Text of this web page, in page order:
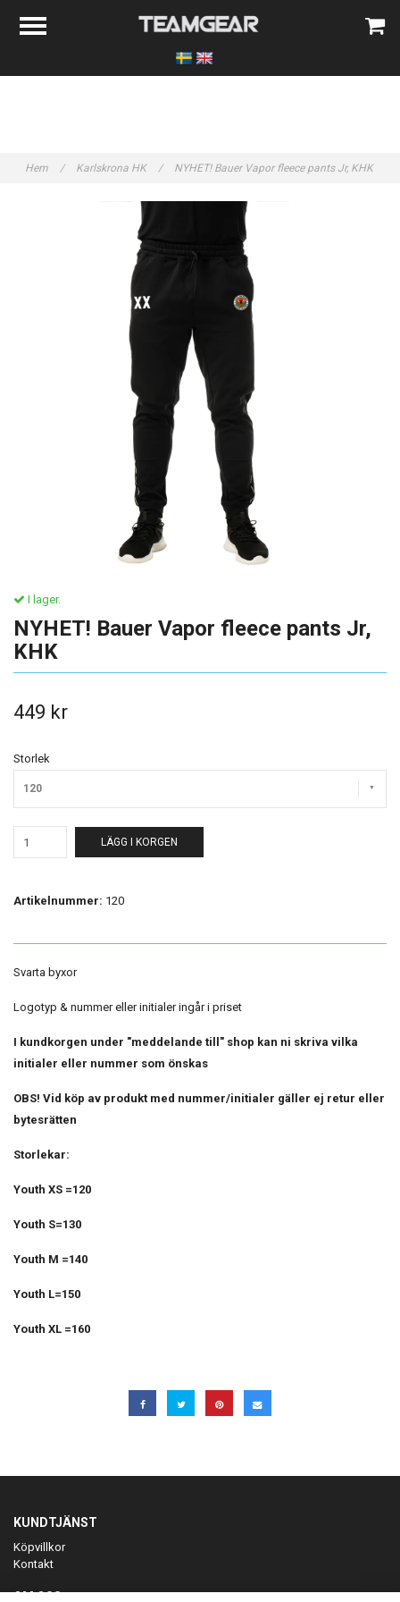
Hem / Karlskrona HK / NYHET! Bauer Vapor fleece pants Jr, KHK
I lager.
NYHET! Bauer Vapor fleece pants Jr,
KHK
449 kr
Storlek
120
LÄGG I KORGEN
Artikelnummer: 120
Svarta byxor
Logotyp & nummer eller initialer ingår i priset
I kundkorgen under "meddelande till" shop kan ni skriva vilka
initialer eller nummer som önskas
OBS! Vid köp av produkt med nummer/initialer gäller ej retur eller
bytesrätten
Storlekar:
Youth XS =120
Youth S=130
Youth M =140
Youth L=150
Youth XL =160
KUNDTJÄNST
Köpvillkor
Kontakt
OM OSS